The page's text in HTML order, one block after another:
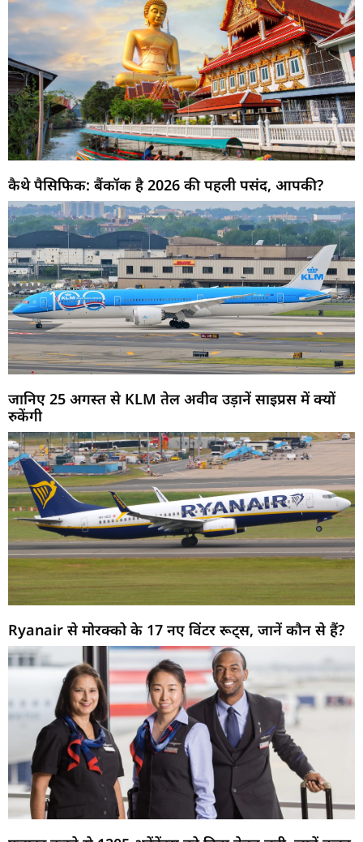
कैथे पैसिफिक: बैंकॉक है 2026 की पहली पसंद, आपकी?
जानिए 25 अगस्त से KLM तेल अवीव उड़ानें साइप्रस में क्यों
रुकेंगी
Ryanair से मोरक्को के 17 नए विंटर रूट्स, जानें कौन से हैं?